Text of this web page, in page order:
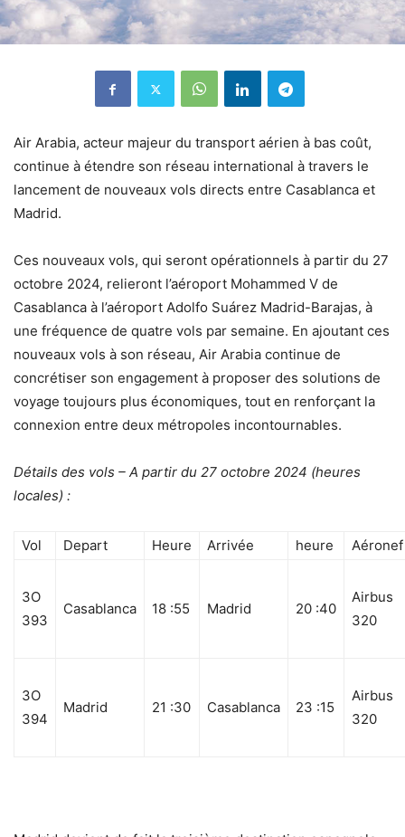
Air Arabia, acteur majeur du transport aérien à bas coût,
continue à étendre son réseau international à travers le
lancement de nouveaux vols directs entre Casablanca et
Madrid.
Ces nouveaux vols, qui seront opérationnels à partir du 27
octobre 2024, relieront l’aéroport Mohammed V de
Casablanca à l’aéroport Adolfo Suárez Madrid-Barajas, à
une fréquence de quatre vols par semaine. En ajoutant ces
nouveaux vols à son réseau, Air Arabia continue de
concrétiser son engagement à proposer des solutions de
voyage toujours plus économiques, tout en renforçant la
connexion entre deux métropoles incontournables.
Détails des vols – A partir du 27 octobre 2024 (heures
locales) :
Vol Depart Heure Arrivée heure Aéronef
3O
393
Casablanca 18 :55 Madrid 20 :40
Airbus
320
3O
394
Madrid 21 :30 Casablanca 23 :15
Airbus
320